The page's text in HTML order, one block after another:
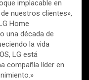
implacable en
nuestros clientes»,
Home
una década de
la vida
LG está
compañía líder en